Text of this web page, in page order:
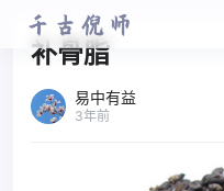
补骨脂
易中有益
3年前